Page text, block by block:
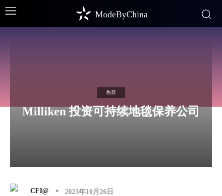
ModeByChina
热荐
Milliken 投资可持续地毯保养公司
CFI@ 2023年10月26日